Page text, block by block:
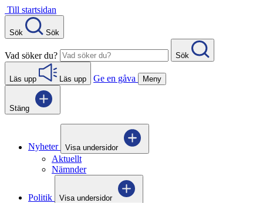
Gå
direkt
till
innehåll
Till startsidan
Sök Sök
Vad söker du? Sök
Läs upp Läs upp Ge en gåva Meny
Stäng
Nyheter Visa undersidor
Aktuellt
Nämnder
Politik Visa undersidor